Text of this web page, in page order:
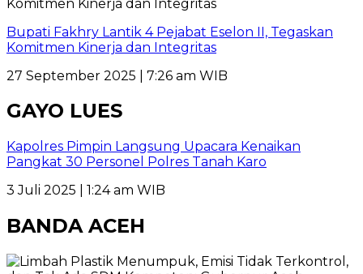
Bupati Fakhry Lantik 4 Pejabat Eselon II, Tegaskan
Komitmen Kinerja dan Integritas
27 September 2025 | 7:26 am WIB
GAYO LUES
Kapolres Pimpin Langsung Upacara Kenaikan
Pangkat 30 Personel Polres Tanah Karo
3 Juli 2025 | 1:24 am WIB
BANDA ACEH